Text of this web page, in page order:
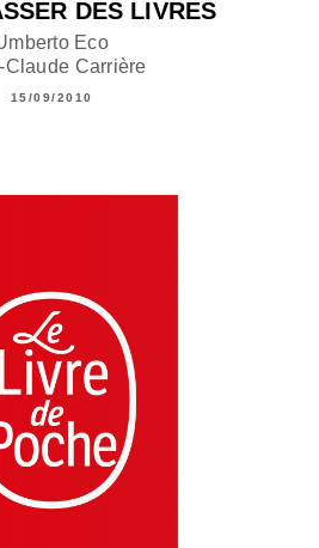
DES LIVRES
Eco
Claude Carrière
15/09/2010